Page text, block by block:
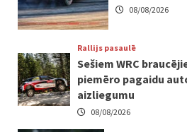
08/08/2026
Rallijs pasaulē
Sešiem WRC
piemēro pagaidu
aizliegumu
08/08/2026